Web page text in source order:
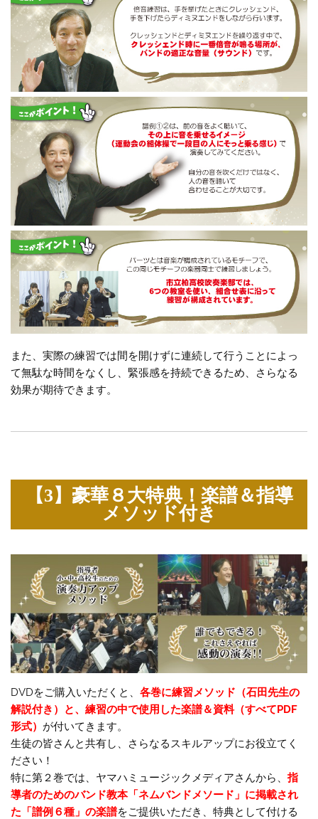
また、実際の練習では間を開けずに連続して行うことによっ
て無駄な時間をなくし、緊張感を持続できるため、さらなる
効果が期待できます。
【3】豪華８大特典！楽譜＆指導
メソッド付き
DVDをご購入いただくと、各巻に練習メソッド（石田先生の
解説付き）と、練習の中で使用した楽譜＆資料（すべてPDF
形式） が付いてきます。
生徒の皆さんと共有し、さらなるスキルアップにお役立てく
ださい！
特に第２巻では、ヤマハミュージックメディアさんから、指
導者のためのバンド教本「ネムバンドメソード」に掲載され
た「譜例６種」の楽譜をご提供いただき、特典として付ける